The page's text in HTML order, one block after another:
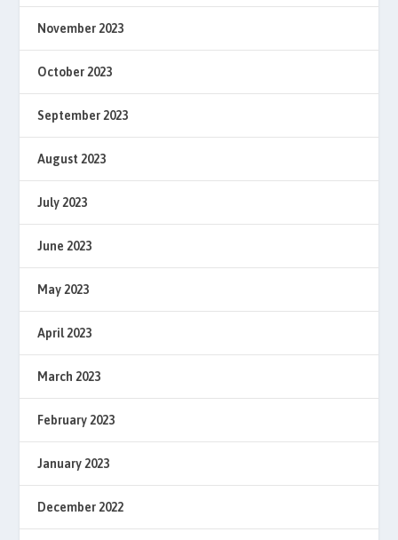
November 2023
October 2023
September 2023
August 2023
July 2023
June 2023
May 2023
April 2023
March 2023
February 2023
January 2023
December 2022